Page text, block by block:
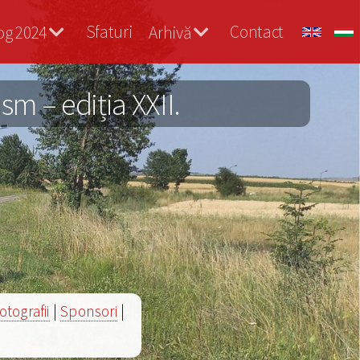
2024 Sfaturi Arhivă Contact
– ediția XXII.
|Sponsori |